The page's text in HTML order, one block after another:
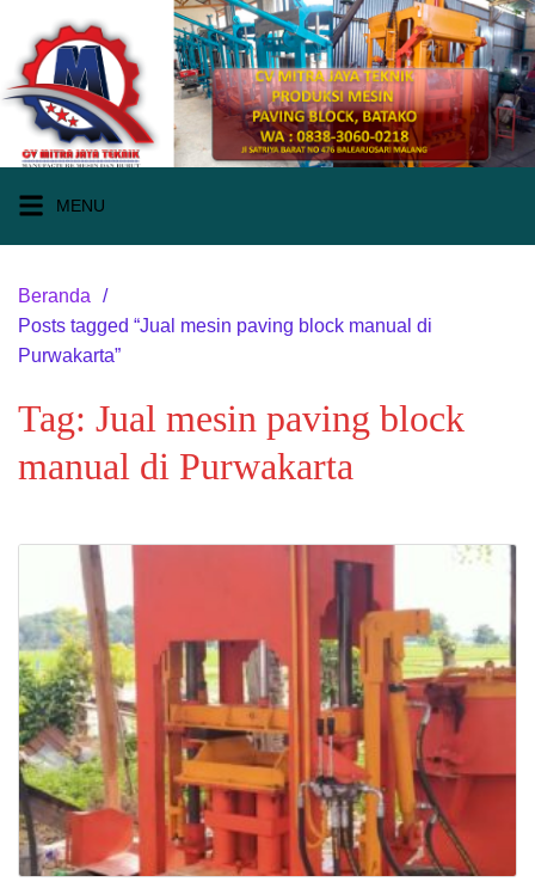
konten
MENU
Beranda
Posts tagged “Jual mesin paving block manual di
Purwakarta”
Tag: Jual mesin paving block
manual di Purwakarta